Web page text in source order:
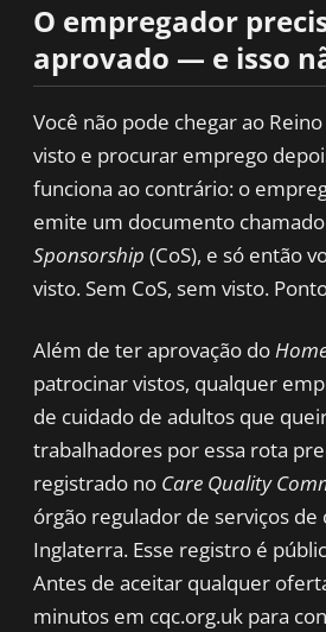
O empregador
aprovado — e isso
Você não pode chegar ao
visto e procurar emprego
funciona ao contrário: o
emite um documento chamado
Sponsorship (CoS), e só então
visto. Sem CoS, sem visto.
Além de ter aprovação do
patrocinar vistos, qualquer
de cuidado de adultos que
trabalhadores por essa rota
registrado no Care Quality
órgão regulador de serviços de
Inglaterra. Esse registro é
Antes de aceitar qualquer
minutos em cqc.org.uk para